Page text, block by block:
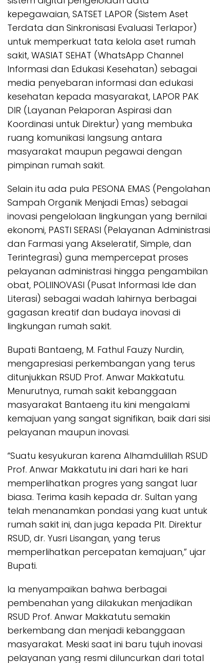
kepegawaian, SATSET LAPOR (Sistem Aset
Terdata dan Sinkronisasi Evaluasi Terlapor)
untuk memperkuat tata kelola aset rumah
sakit, WASIAT SEHAT (WhatsApp Channel
Informasi dan Edukasi Kesehatan) sebagai
media penyebaran informasi dan edukasi
kesehatan kepada masyarakat, LAPOR PAK
DIR (Layanan Pelaporan Aspirasi dan
Koordinasi untuk Direktur) yang membuka
ruang komunikasi langsung antara
masyarakat maupun pegawai dengan
pimpinan rumah sakit.
Selain itu ada pula PESONA EMAS (Pengolahan
Sampah Organik Menjadi Emas) sebagai
inovasi pengelolaan lingkungan yang bernilai
ekonomi, PASTI SERASI (Pelayanan Administrasi
dan Farmasi yang Akseleratif, Simple, dan
Terintegrasi) guna mempercepat proses
pelayanan administrasi hingga pengambilan
obat, POLIINOVASI (Pusat Informasi Ide dan
Literasi) sebagai wadah lahirnya berbagai
gagasan kreatif dan budaya inovasi di
lingkungan rumah sakit.
Bupati Bantaeng, M. Fathul Fauzy Nurdin,
mengapresiasi perkembangan yang terus
ditunjukkan RSUD Prof. Anwar Makkatutu.
Menurutnya, rumah sakit kebanggaan
masyarakat Bantaeng itu kini mengalami
kemajuan yang sangat signifikan, baik dari sisi
pelayanan maupun inovasi.
“Suatu kesyukuran karena Alhamdulillah RSUD
Prof. Anwar Makkatutu ini dari hari ke hari
memperlihatkan progres yang sangat luar
biasa. Terima kasih kepada dr. Sultan yang
telah menanamkan pondasi yang kuat untuk
rumah sakit ini, dan juga kepada Plt. Direktur
RSUD, dr. Yusri Lisangan, yang terus
memperlihatkan percepatan kemajuan,” ujar
Bupati.
Ia menyampaikan bahwa berbagai
pembenahan yang dilakukan menjadikan
RSUD Prof. Anwar Makkatutu semakin
berkembang dan menjadi kebanggaan
masyarakat. Meski saat ini baru tujuh inovasi
pelayanan yang resmi diluncurkan dari total